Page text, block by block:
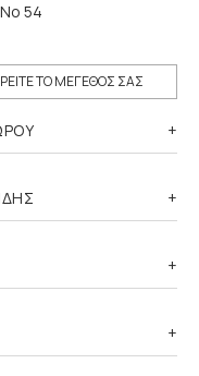
Νο 54
ΤΟ ΜΕΓΕΘΟΣ ΣΑΣ